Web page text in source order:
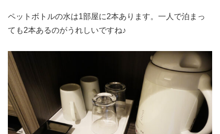
ペットボトルの水は1部屋に2本あります。一人で泊まっ
ても2本あるのがうれしいですね♪